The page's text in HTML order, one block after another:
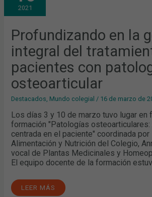
2021
Profundizando en la
integral del
pacientes con
osteoarticular
Destacados Mundo colegial / 16 de marzo de
Los días 3 y 10 de marzo tuvo lugar en
formación "Patologías osteoarticulares:
centrada en el paciente" coordinada por
Alimentación y Nutrición del Colegio,
vocal de Plantas Medicinales y
El equipo docente de la formación
INTEGRAL
DEL
TRATAMIENTO
PACIENTES
CON
PATOLOGÍA
OSTEOARTICULAR
LEER MÁS